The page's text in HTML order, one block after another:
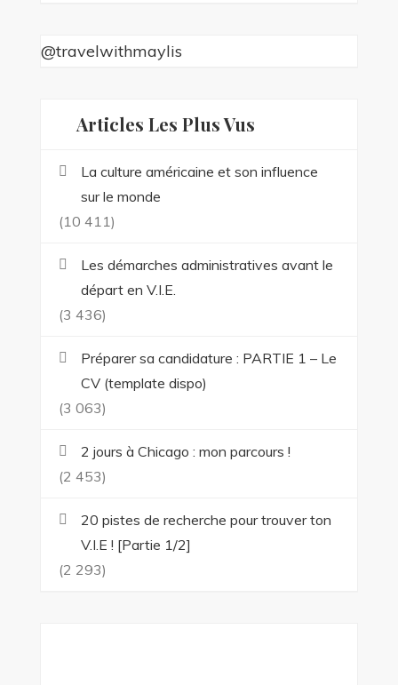
@travelwithmaylis
Articles Les Plus Vus
La culture américaine et son influence
sur le monde
(10 411)
Les démarches administratives avant le
départ en V.I.E.
(3 436)
Préparer sa candidature : PARTIE 1 – Le
CV (template dispo)
(3 063)
2 jours à Chicago : mon parcours !
(2 453)
20 pistes de recherche pour trouver ton
V.I.E ! [Partie 1/2]
(2 293)